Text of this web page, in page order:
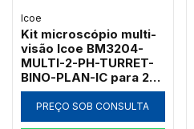
Icoe
Kit microscópio multi-
visão Icoe BM3204-
MULTI-2-PH-TURRET-
BINO-PLAN-IC para 2
observadores com
contraste de fase
turret e
PREÇO SOB CONSULTA